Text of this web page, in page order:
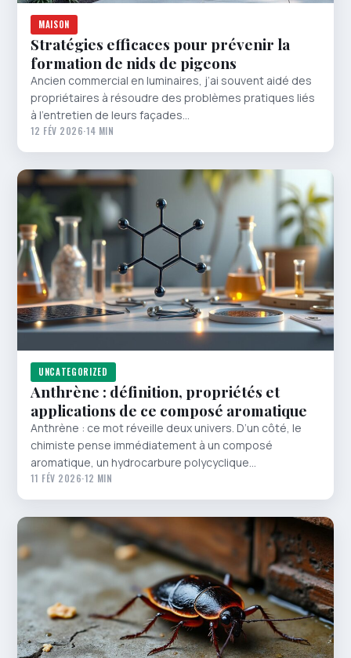
MAISON
Stratégies efficaces pour prévenir la
formation de nids de pigeons
Ancien commercial en luminaires, j’ai souvent aidé des
propriétaires à résoudre des problèmes pratiques liés
à l’entretien de leurs façades…
12 FÉV 2026·14 MIN
UNCATEGORIZED
Anthrène : définition, propriétés et
applications de ce composé aromatique
Anthrène : ce mot réveille deux univers. D’un côté, le
chimiste pense immédiatement à un composé
aromatique, un hydrocarbure polycyclique…
11 FÉV 2026·12 MIN